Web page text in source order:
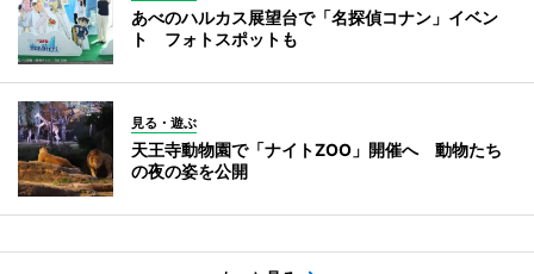
あべのハルカス展望台で「名探偵コナン」イベン
ト フォトスポットも
見る・遊ぶ
天王寺動物園で「ナイトZOO」開催へ 動物たち
の夜の姿を公開